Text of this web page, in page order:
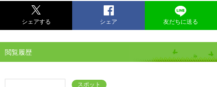
シェアする シェア 友だちに送る
閲覧履歴